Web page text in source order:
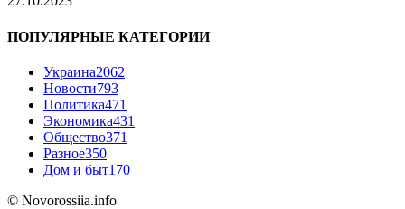
ПОПУЛЯРНЫЕ КАТЕГОРИИ
Украина2062
Новости793
Политика471
Экономика431
Общество371
Разное350
Дом и быт170
© Novorossiia.info